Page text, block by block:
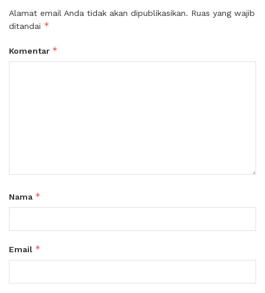
Alamat email Anda tidak akan dipublikasikan. Ruas yang wajib
ditandai *
Komentar *
Nama *
Email *